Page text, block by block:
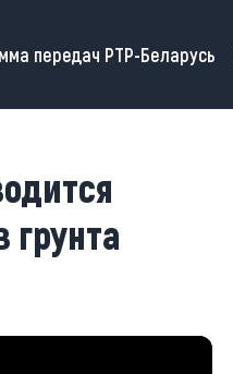
передач РТР-Беларусь
грунта